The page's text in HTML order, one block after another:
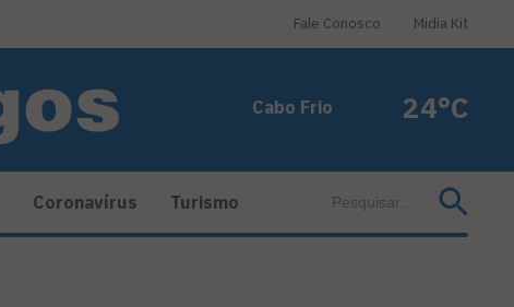
Fale Conosco Midia Kit
Cabo Frio 24°C
Coronavírus Turismo